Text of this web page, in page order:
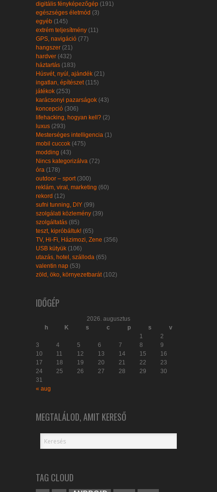
digitális fényképezőgép (191)
egészséges életmód (3)
egyéb (145)
extrém teljesítmény (11)
GPS, navigáció (77)
hangszer (21)
hardver (432)
háztartás (183)
Húsvét, nyúl, ajándék (21)
ingatlan, építészet(115)
játékok (253)
karácsonyi pazarságok (43)
koncepció (306)
lifehacking, hogyan kell? (2)
luxus (293)
Mesterséges intelligencia (1)
mobil cuccok (475)
modding (43)
Nincs kategorizálva (72)
óra (178)
outdoor – sport(300)
reklám, viral, marketing (60)
rekord (12)
sufni tunning, DIY (99)
szolgálati közlemény (39)
szolgáltatás (85)
teszt, kipróbáltuk! (65)
TV, Hi-Fi, Házimozi, Zene (356)
USB kütyük (106)
utazás, hotel, szálloda (65)
valentin nap (53)
zöld, öko, környezetbarát(102)
IDŐGÉP
2026. augusztus
h
K s c p s
v
1
2
3
4 5 6 7 8
9
10
11 12 13 14 15
16
17
18 19 20 21 22
23
24
25 26 27 28 29
30
31
« aug
MEGTALÁLOD, AMIT KERESŐ
TAG CLOUD